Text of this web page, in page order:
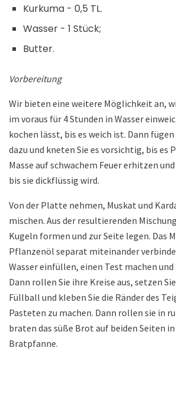
Kurkuma - 0,5 TL.
Wasser - 1 Stück;
Butter.
Vorbereitung
Wir bieten eine weitere Möglichkeit an,
im voraus für 4 Stunden in Wasser
kochen lässt, bis es weich ist. Dann
dazu und kneten Sie es vorsichtig, bis es
Masse auf schwachem Feuer erhitzen
bis sie dickflüssig wird.
Von der Platte nehmen, Muskat und
mischen. Aus der resultierenden
Kugeln formen und zur Seite legen. Das
Pflanzenöl separat miteinander
Wasser einfüllen, einen Test machen
Dann rollen Sie ihre Kreise aus, setzen
Füllball und kleben Sie die Ränder des
Pasteten zu machen. Dann rollen sie in
braten das süße Brot auf beiden Seiten
Bratpfanne.